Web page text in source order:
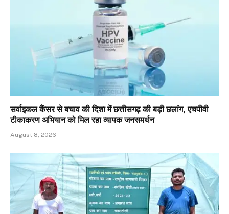
सर्वाइकल कैंसर से बचाव की दिशा में छत्तीसगढ़ की बड़ी छलांग, एचपीवी
टीकाकरण अभियान को मिल रहा व्यापक जनसमर्थन
August 8, 2026